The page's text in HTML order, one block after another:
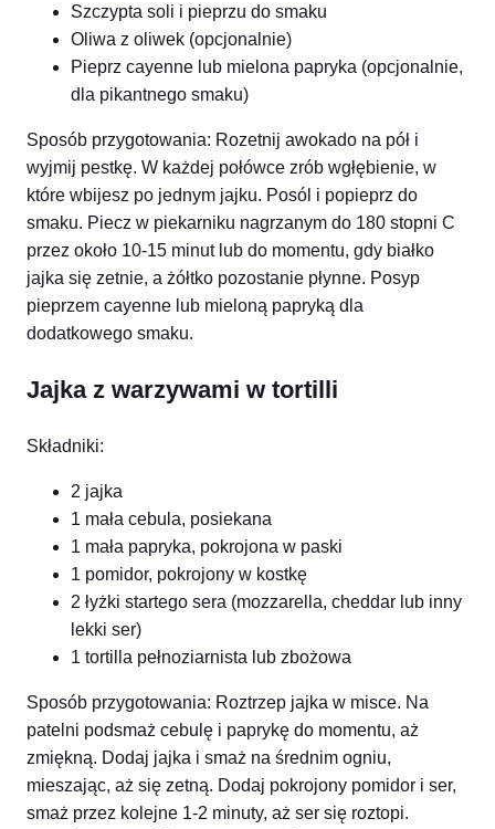
Szczypta soli i pieprzu do smaku
Oliwa z oliwek (opcjonalnie)
Pieprz cayenne lub mielona papryka (opcjonalnie,
dla pikantnego smaku)
Sposób przygotowania: Rozetnij awokado na pół i
wyjmij pestkę. W każdej połówce zrób wgłębienie, w
które wbijesz po jednym jajku. Posól i popieprz do
smaku. Piecz w piekarniku nagrzanym do 180 stopni C
przez około 10-15 minut lub do momentu, gdy białko
jajka się zetnie, a żółtko pozostanie płynne. Posyp
pieprzem cayenne lub mieloną papryką dla
dodatkowego smaku.
Jajka z warzywami w tortilli
Składniki:
2 jajka
1 mała cebula, posiekana
1 mała papryka, pokrojona w paski
1 pomidor, pokrojony w kostkę
2 łyżki startego sera (mozzarella, cheddar lub inny
lekki ser)
1 tortilla pełnoziarnista lub zbożowa
Sposób przygotowania: Roztrzep jajka w misce. Na
patelni podsmaż cebulę i paprykę do momentu, aż
zmiękną. Dodaj jajka i smaż na średnim ogniu,
mieszając, aż się zetną. Dodaj pokrojony pomidor i ser,
smaż przez kolejne 1-2 minuty, aż ser się roztopi.